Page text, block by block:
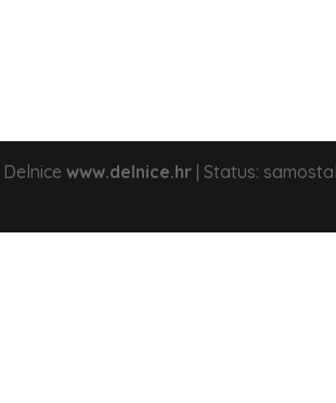
Delnicewww.delnice.hr | Status: